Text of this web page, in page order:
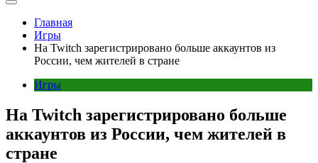
Главная
Игры
На Twitch зарегистрировано больше аккаунтов из
России, чем жителей в стране
Игры
На Twitch зарегистрировано больше
аккаунтов из России, чем жителей в
стране